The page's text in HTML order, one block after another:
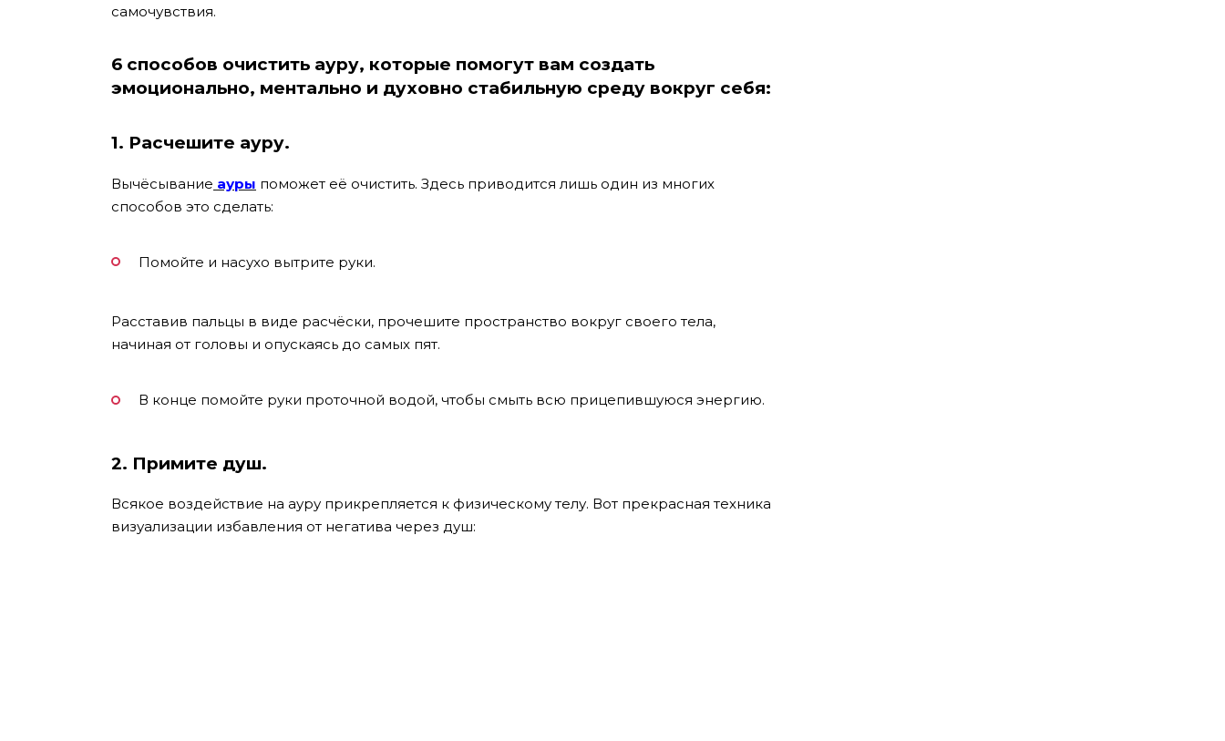
самочувствия.
6 способов очистить ауру, которые помогут вам создать
эмоционально, ментально и духовно стабильную среду вокруг себя:
1. Расчешите ауру.
Вычёсывание ауры поможет её очистить. Здесь приводится лишь один из многих
способов это сделать:
Помойте и насухо вытрите руки.
Расставив пальцы в виде расчёски, прочешите пространство вокруг своего тела,
начиная от головы и опускаясь до самых пят.
В конце помойте руки проточной водой, чтобы смыть всю прицепившуюся энергию.
2. Примите душ.
Всякое воздействие на ауру прикрепляется к физическому телу. Вот прекрасная техника
визуализации избавления от негатива через душ: